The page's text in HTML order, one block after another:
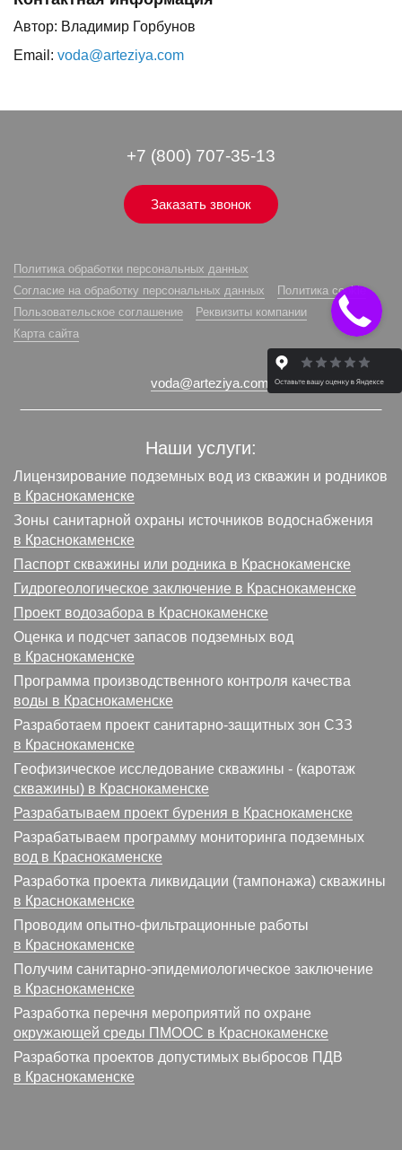
Автор: Владимир Горбунов
Email: voda@arteziya.com
+7 (800) 707-35-13
Заказать звонок
Политика обработки персональных данных
Согласие на обработку персональных данных
Политика cookie
Пользовательское соглашение
Реквизиты компании
Карта сайта
voda@arteziya.com
Наши услуги:
Лицензирование подземных вод из скважин и родников
в Краснокаменске
Зоны санитарной охраны источников водоснабжения
в Краснокаменске
Паспорт скважины или родника в Краснокаменске
Гидрогеологическое заключение в Краснокаменске
Проект водозабора в Краснокаменске
Оценка и подсчет запасов подземных вод
в Краснокаменске
Программа производственного контроля качества
воды в Краснокаменске
Разработаем проект санитарно-защитных зон СЗЗ
в Краснокаменске
Геофизическое исследование скважины - (каротаж
скважины) в Краснокаменске
Разрабатываем проект бурения в Краснокаменске
Разрабатываем программу мониторинга подземных
вод в Краснокаменске
Разработка проекта ликвидации (тампонажа) скважины
в Краснокаменске
Проводим опытно-фильтрационные работы
в Краснокаменске
Получим санитарно-эпидемиологическое заключение
в Краснокаменске
Разработка перечня мероприятий по охране
окружающей среды ПМООС в Краснокаменске
Разработка проектов допустимых выбросов ПДВ
в Краснокаменске